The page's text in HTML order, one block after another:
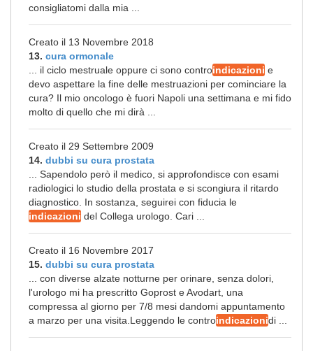
consigliatomi dalla mia ...
Creato il 13 Novembre 2018
13. cura ormonale
... il ciclo mestruale oppure ci sono controindicazioni e
devo aspettare la fine delle mestruazioni per cominciare la
cura? Il mio oncologo è fuori Napoli una settimana e mi fido
molto di quello che mi dirà ...
Creato il 29 Settembre 2009
14. dubbi su cura prostata
... Sapendolo però il medico, si approfondisce con esami
radiologici lo studio della prostata e si scongiura il ritardo
diagnostico. In sostanza, seguirei con fiducia le
indicazioni del Collega urologo. Cari ...
Creato il 16 Novembre 2017
15. dubbi su cura prostata
... con diverse alzate notturne per orinare, senza dolori,
l'urologo mi ha prescritto Goprost e Avodart, una
compressa al giorno per 7/8 mesi dandomi appuntamento
a marzo per una visita.Leggendo le controindicazionidi ...